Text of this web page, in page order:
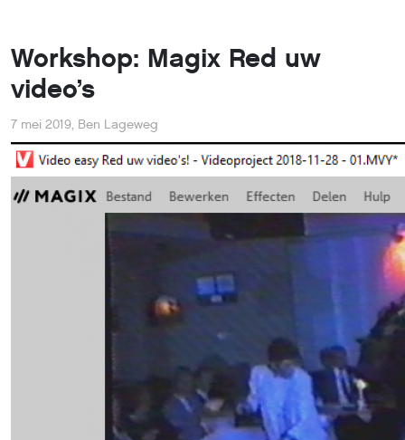
video’s
7 mei 2019,Ben Lageweg